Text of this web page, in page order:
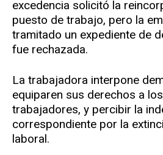
excedencia solicitó la
puesto de trabajo, pero la
tramitado un expediente de
fue rechazada.
La trabajadora interpone
equiparen sus derechos a
trabajadores, y percibir la
correspondiente por la
laboral.